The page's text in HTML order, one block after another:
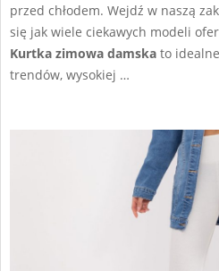
przed chłodem. Wejdź w naszą
się jak wiele ciekawych modeli
Kurtka zimowa damska to
trendów, wysokiej …